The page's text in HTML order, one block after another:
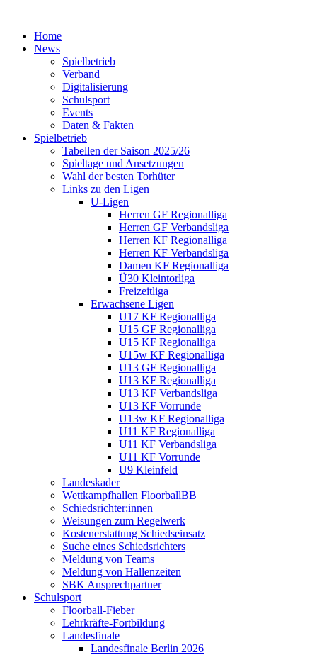
Home
News
Spielbetrieb
Verband
Digitalisierung
Schulsport
Events
Daten & Fakten
Spielbetrieb
Tabellen der Saison 2025/26
Spieltage und Ansetzungen
Wahl der besten Torhüter
Links zu den Ligen
U-Ligen
Herren GF Regionalliga
Herren GF Verbandsliga
Herren KF Regionalliga
Herren KF Verbandsliga
Damen KF Regionalliga
Ü30 Kleintorliga
Freizeitliga
Erwachsene Ligen
U17 KF Regionalliga
U15 GF Regionalliga
U15 KF Regionalliga
U15w KF Regionalliga
U13 GF Regionalliga
U13 KF Regionalliga
U13 KF Verbandsliga
U13 KF Vorrunde
U13w KF Regionalliga
U11 KF Regionalliga
U11 KF Verbandsliga
U11 KF Vorrunde
U9 Kleinfeld
Landeskader
Wettkampfhallen FloorballBB
Schiedsrichter:innen
Weisungen zum Regelwerk
Kostenerstattung Schiedseinsatz
Suche eines Schiedsrichters
Meldung von Teams
Meldung von Hallenzeiten
SBK Ansprechpartner
Schulsport
Floorball-Fieber
Lehrkräfte-Fortbildung
Landesfinale
Landesfinale Berlin 2026